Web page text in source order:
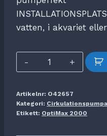
vatten, i akvariet
OptiMax
2000
Artikelnr: O42657
Kategori:
Etikett: OptiMax 2000